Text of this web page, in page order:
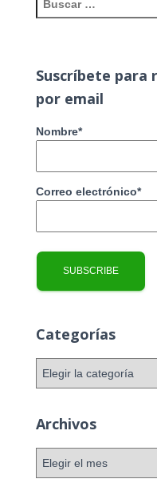
u
a
:
Suscríbete para
por email
Nombre*
Correo electrónico*
Categorías
e
Archivos